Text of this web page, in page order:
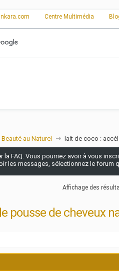
Centre Multimédia
au Naturel lait de coco :
FAQ. Vous pourriez avoir à vous
les messages, sélectionnez le
Affichage des
pousse de cheveux